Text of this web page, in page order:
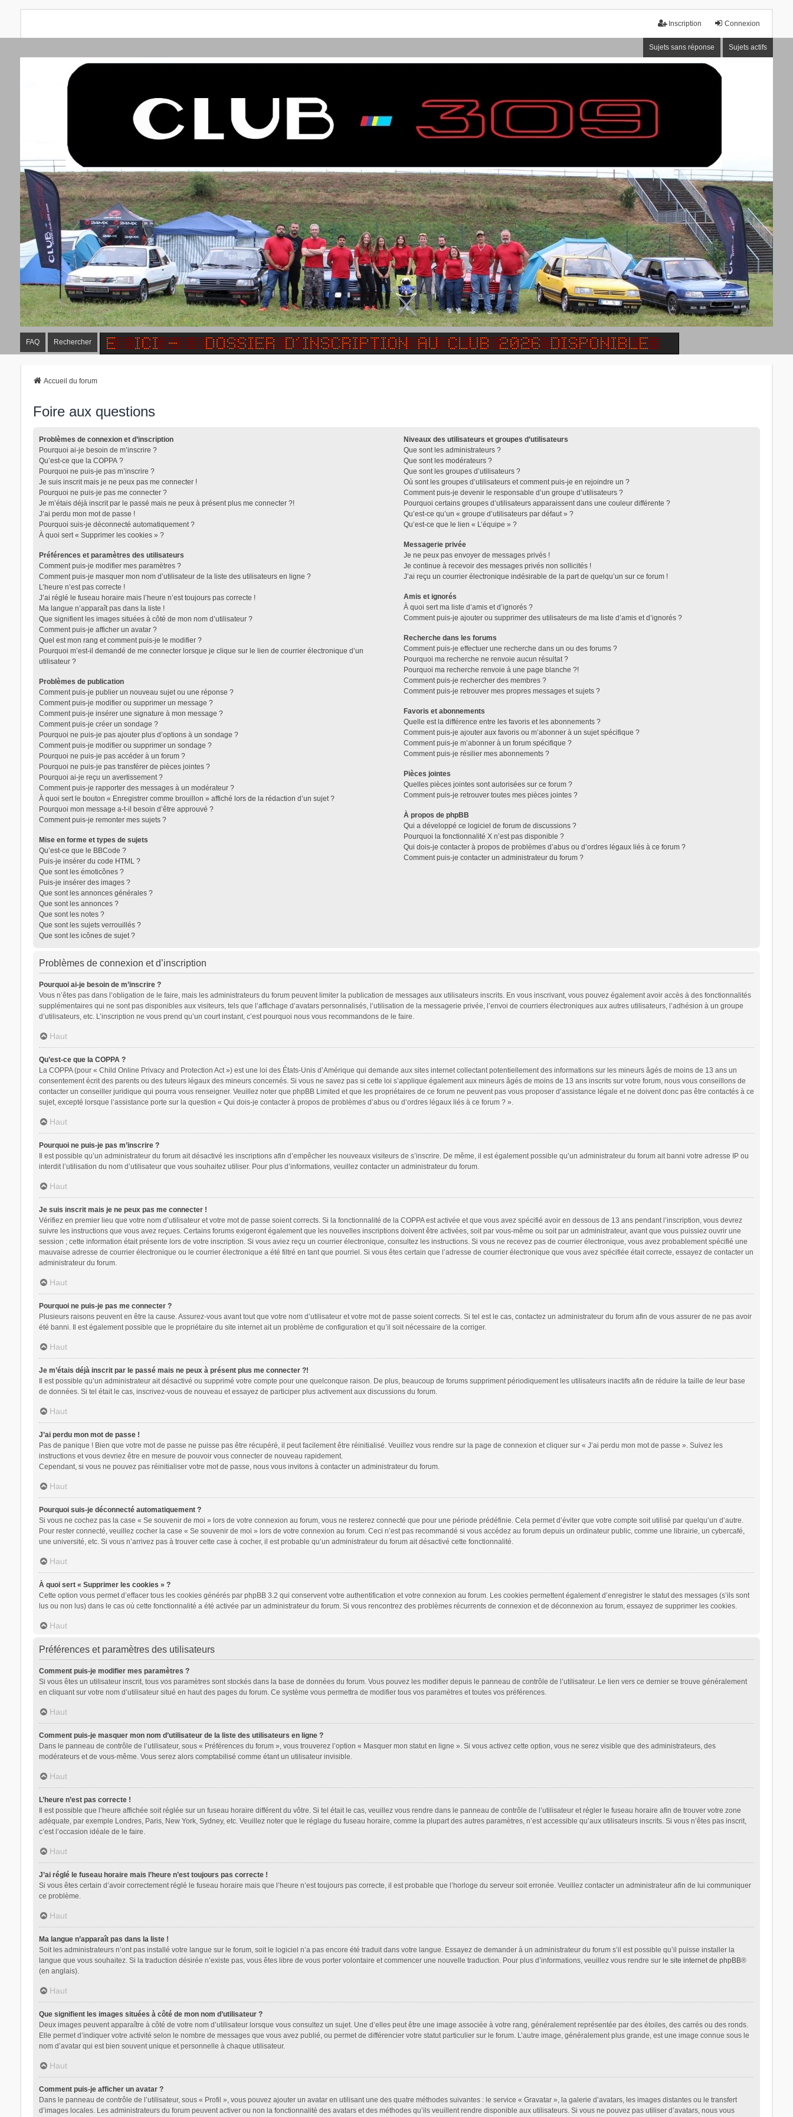
Connexion
Inscription
Sujets sans réponse Sujets actifs
FAQ Rechercher
Accueil du forum
Foire aux questions
Problèmes de connexion et d’inscription
Pourquoi ai-je besoin de m’inscrire ?
Qu’est-ce que la COPPA ?
Pourquoi ne puis-je pas m’inscrire ?
Je suis inscrit mais je ne peux pas me connecter !
Pourquoi ne puis-je pas me connecter ?
Je m’étais déjà inscrit par le passé mais ne peux à présent plus me connecter ?!
J’ai perdu mon mot de passe !
Pourquoi suis-je déconnecté automatiquement ?
À quoi sert « Supprimer les cookies » ?
Préférences et paramètres des utilisateurs
Comment puis-je modifier mes paramètres ?
Comment puis-je masquer mon nom d’utilisateur de la liste des utilisateurs en ligne ?
L’heure n’est pas correcte !
J’ai réglé le fuseau horaire mais l’heure n’est toujours pas correcte !
Ma langue n’apparaît pas dans la liste !
Que signifient les images situées à côté de mon nom d’utilisateur ?
Comment puis-je afficher un avatar ?
Quel est mon rang et comment puis-je le modifier ?
Pourquoi m’est-il demandé de me connecter lorsque je clique sur le lien de courrier électronique d’un
utilisateur ?
Problèmes de publication
Comment puis-je publier un nouveau sujet ou une réponse ?
Comment puis-je modifier ou supprimer un message ?
Comment puis-je insérer une signature à mon message ?
Comment puis-je créer un sondage ?
Pourquoi ne puis-je pas ajouter plus d’options à un sondage ?
Comment puis-je modifier ou supprimer un sondage ?
Pourquoi ne puis-je pas accéder à un forum ?
Pourquoi ne puis-je pas transférer de pièces jointes ?
Pourquoi ai-je reçu un avertissement ?
Comment puis-je rapporter des messages à un modérateur ?
À quoi sert le bouton « Enregistrer comme brouillon » affiché lors de la rédaction d’un sujet ?
Pourquoi mon message a-t-il besoin d’être approuvé ?
Comment puis-je remonter mes sujets ?
Mise en forme et types de sujets
Qu’est-ce que le BBCode ?
Puis-je insérer du code HTML ?
Que sont les émoticônes ?
Puis-je insérer des images ?
Que sont les annonces générales ?
Que sont les annonces ?
Que sont les notes ?
Que sont les sujets verrouillés ?
Que sont les icônes de sujet ?
Niveaux des utilisateurs et groupes d’utilisateurs
Que sont les administrateurs ?
Que sont les modérateurs ?
Que sont les groupes d’utilisateurs ?
Où sont les groupes d’utilisateurs et comment puis-je en rejoindre un ?
Comment puis-je devenir le responsable d’un groupe d’utilisateurs ?
Pourquoi certains groupes d’utilisateurs apparaissent dans une couleur différente ?
Qu’est-ce qu’un « groupe d’utilisateurs par défaut » ?
Qu’est-ce que le lien « L’équipe » ?
Messagerie privée
Je ne peux pas envoyer de messages privés !
Je continue à recevoir des messages privés non sollicités !
J’ai reçu un courrier électronique indésirable de la part de quelqu’un sur ce forum !
Amis et ignorés
À quoi sert ma liste d’amis et d’ignorés ?
Comment puis-je ajouter ou supprimer des utilisateurs de ma liste d’amis et d’ignorés ?
Recherche dans les forums
Comment puis-je effectuer une recherche dans un ou des forums ?
Pourquoi ma recherche ne renvoie aucun résultat ?
Pourquoi ma recherche renvoie à une page blanche ?!
Comment puis-je rechercher des membres ?
Comment puis-je retrouver mes propres messages et sujets ?
Favoris et abonnements
Quelle est la différence entre les favoris et les abonnements ?
Comment puis-je ajouter aux favoris ou m’abonner à un sujet spécifique ?
Comment puis-je m’abonner à un forum spécifique ?
Comment puis-je résilier mes abonnements ?
Pièces jointes
Quelles pièces jointes sont autorisées sur ce forum ?
Comment puis-je retrouver toutes mes pièces jointes ?
À propos de phpBB
Qui a développé ce logiciel de forum de discussions ?
Pourquoi la fonctionnalité X n’est pas disponible ?
Qui dois-je contacter à propos de problèmes d’abus ou d’ordres légaux liés à ce forum ?
Comment puis-je contacter un administrateur du forum ?
Problèmes de connexion et d’inscription
Pourquoi ai-je besoin de m’inscrire ?
Vous n’êtes pas dans l’obligation de le faire, mais les administrateurs du forum peuvent limiter la publication de messages aux utilisateurs inscrits. En vous inscrivant, vous pouvez également avoir accès à des fonctionnalités
supplémentaires qui ne sont pas disponibles aux visiteurs, tels que l’affichage d’avatars personnalisés, l’utilisation de la messagerie privée, l’envoi de courriers électroniques aux autres utilisateurs, l’adhésion à un groupe
d’utilisateurs, etc. L’inscription ne vous prend qu’un court instant, c’est pourquoi nous vous recommandons de le faire.
Haut
Qu’est-ce que la COPPA ?
La COPPA (pour « Child Online Privacy and Protection Act ») est une loi des États-Unis d’Amérique qui demande aux sites internet collectant potentiellement des informations sur les mineurs âgés de moins de 13 ans un
consentement écrit des parents ou des tuteurs légaux des mineurs concernés. Si vous ne savez pas si cette loi s’applique également aux mineurs âgés de moins de 13 ans inscrits sur votre forum, nous vous conseillons de
contacter un conseiller juridique qui pourra vous renseigner. Veuillez noter que phpBB Limited et que les propriétaires de ce forum ne peuvent pas vous proposer d’assistance légale et ne doivent donc pas être contactés à ce
sujet, excepté lorsque l’assistance porte sur la question « Qui dois-je contacter à propos de problèmes d’abus ou d’ordres légaux liés à ce forum ? ».
Haut
Pourquoi ne puis-je pas m’inscrire ?
Il est possible qu’un administrateur du forum ait désactivé les inscriptions afin d’empêcher les nouveaux visiteurs de s’inscrire. De même, il est également possible qu’un administrateur du forum ait banni votre adresse IP ou
interdit l’utilisation du nom d’utilisateur que vous souhaitez utiliser. Pour plus d’informations, veuillez contacter un administrateur du forum.
Haut
Je suis inscrit mais je ne peux pas me connecter !
Vérifiez en premier lieu que votre nom d’utilisateur et votre mot de passe soient corrects. Si la fonctionnalité de la COPPA est activée et que vous avez spécifié avoir en dessous de 13 ans pendant l’inscription, vous devrez
suivre les instructions que vous avez reçues. Certains forums exigeront également que les nouvelles inscriptions doivent être activées, soit par vous-même ou soit par un administrateur, avant que vous puissiez ouvrir une
session ; cette information était présente lors de votre inscription. Si vous aviez reçu un courrier électronique, consultez les instructions. Si vous ne recevez pas de courrier électronique, vous avez probablement spécifié une
mauvaise adresse de courrier électronique ou le courrier électronique a été filtré en tant que pourriel. Si vous êtes certain que l’adresse de courrier électronique que vous avez spécifiée était correcte, essayez de contacter un
administrateur du forum.
Haut
Pourquoi ne puis-je pas me connecter ?
Plusieurs raisons peuvent en être la cause. Assurez-vous avant tout que votre nom d’utilisateur et votre mot de passe soient corrects. Si tel est le cas, contactez un administrateur du forum afin de vous assurer de ne pas avoir
été banni. Il est également possible que le propriétaire du site internet ait un problème de configuration et qu’il soit nécessaire de la corriger.
Haut
Je m’étais déjà inscrit par le passé mais ne peux à présent plus me connecter ?!
Il est possible qu’un administrateur ait désactivé ou supprimé votre compte pour une quelconque raison. De plus, beaucoup de forums suppriment périodiquement les utilisateurs inactifs afin de réduire la taille de leur base
de données. Si tel était le cas, inscrivez-vous de nouveau et essayez de participer plus activement aux discussions du forum.
Haut
J’ai perdu mon mot de passe !
Pas de panique ! Bien que votre mot de passe ne puisse pas être récupéré, il peut facilement être réinitialisé. Veuillez vous rendre sur la page de connexion et cliquer sur « J’ai perdu mon mot de passe ». Suivez les
instructions et vous devriez être en mesure de pouvoir vous connecter de nouveau rapidement.
Cependant, si vous ne pouvez pas réinitialiser votre mot de passe, nous vous invitons à contacter un administrateur du forum.
Haut
Pourquoi suis-je déconnecté automatiquement ?
Si vous ne cochez pas la case « Se souvenir de moi » lors de votre connexion au forum, vous ne resterez connecté que pour une période prédéfinie. Cela permet d’éviter que votre compte soit utilisé par quelqu’un d’autre.
Pour rester connecté, veuillez cocher la case « Se souvenir de moi » lors de votre connexion au forum. Ceci n’est pas recommandé si vous accédez au forum depuis un ordinateur public, comme une librairie, un cybercafé,
une université, etc. Si vous n’arrivez pas à trouver cette case à cocher, il est probable qu’un administrateur du forum ait désactivé cette fonctionnalité.
Haut
À quoi sert « Supprimer les cookies » ?
Cette option vous permet d’effacer tous les cookies générés par phpBB 3.2 qui conservent votre authentification et votre connexion au forum. Les cookies permettent également d’enregistrer le statut des messages (s’ils sont
lus ou non lus) dans le cas où cette fonctionnalité a été activée par un administrateur du forum. Si vous rencontrez des problèmes récurrents de connexion et de déconnexion au forum, essayez de supprimer les cookies.
Haut
Préférences et paramètres des utilisateurs
Comment puis-je modifier mes paramètres ?
Si vous êtes un utilisateur inscrit, tous vos paramètres sont stockés dans la base de données du forum. Vous pouvez les modifier depuis le panneau de contrôle de l’utilisateur. Le lien vers ce dernier se trouve généralement
en cliquant sur votre nom d’utilisateur situé en haut des pages du forum. Ce système vous permettra de modifier tous vos paramètres et toutes vos préférences.
Haut
Comment puis-je masquer mon nom d’utilisateur de la liste des utilisateurs en ligne ?
Dans le panneau de contrôle de l’utilisateur, sous « Préférences du forum », vous trouverez l’option « Masquer mon statut en ligne ». Si vous activez cette option, vous ne serez visible que des administrateurs, des
modérateurs et de vous-même. Vous serez alors comptabilisé comme étant un utilisateur invisible.
Haut
L’heure n’est pas correcte !
Il est possible que l’heure affichée soit réglée sur un fuseau horaire différent du vôtre. Si tel était le cas, veuillez vous rendre dans le panneau de contrôle de l’utilisateur et régler le fuseau horaire afin de trouver votre zone
adéquate, par exemple Londres, Paris, New York, Sydney, etc. Veuillez noter que le réglage du fuseau horaire, comme la plupart des autres paramètres, n’est accessible qu’aux utilisateurs inscrits. Si vous n’êtes pas inscrit,
c’est l’occasion idéale de le faire.
Haut
J’ai réglé le fuseau horaire mais l’heure n’est toujours pas correcte !
Si vous êtes certain d’avoir correctement réglé le fuseau horaire mais que l’heure n’est toujours pas correcte, il est probable que l’horloge du serveur soit erronée. Veuillez contacter un administrateur afin de lui communiquer
ce problème.
Haut
Ma langue n’apparaît pas dans la liste !
Soit les administrateurs n’ont pas installé votre langue sur le forum, soit le logiciel n’a pas encore été traduit dans votre langue. Essayez de demander à un administrateur du forum s’il est possible qu’il puisse installer la
langue que vous souhaitez. Si la traduction désirée n’existe pas, vous êtes libre de vous porter volontaire et commencer une nouvelle traduction. Pour plus d’informations, veuillez vous rendre sur le site internet de phpBB®
(en anglais).
Haut
Que signifient les images situées à côté de mon nom d’utilisateur ?
Deux images peuvent apparaître à côté de votre nom d’utilisateur lorsque vous consultez un sujet. Une d’elles peut être une image associée à votre rang, généralement représentée par des étoiles, des carrés ou des ronds.
Elle permet d’indiquer votre activité selon le nombre de messages que vous avez publié, ou permet de différencier votre statut particulier sur le forum. L’autre image, généralement plus grande, est une image connue sous le
nom d’avatar qui est bien souvent unique et personnelle à chaque utilisateur.
Haut
Comment puis-je afficher un avatar ?
Dans le panneau de contrôle de l’utilisateur, sous « Profil », vous pouvez ajouter un avatar en utilisant une des quatre méthodes suivantes : le service « Gravatar », la galerie d’avatars, les images distantes ou le transfert
d’images locales. Les administrateurs du forum peuvent activer ou non la fonctionnalité des avatars et des méthodes qu’ils veuillent rendre disponible aux utilisateurs. Si vous ne pouvez pas utiliser d’avatars, nous vous